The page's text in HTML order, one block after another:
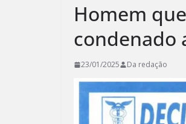
Homem
condenado
23/01/2025 Da redação